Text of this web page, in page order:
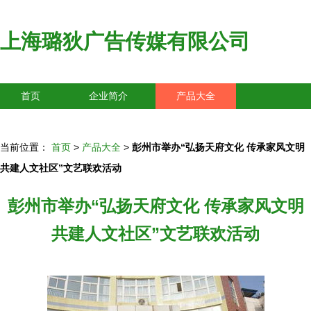
上海璐狄广告传媒有限公司
首页 企业简介 产品大全
当前位置： 首页 > 产品大全 > 彭州市举办“弘扬天府文化 传承家风文明
共建人文社区”文艺联欢活动
彭州市举办“弘扬天府文化 传承家风文明
共建人文社区”文艺联欢活动